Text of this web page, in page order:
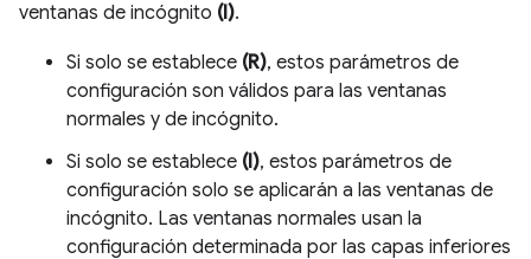
ventanas de incógnito (I).
Si solo se establece (R), estos parámetros de
configuración son válidos para las ventanas
normales y de incógnito.
Si solo se establece (I), estos parámetros de
configuración solo se aplicarán a las ventanas de
incógnito. Las ventanas normales usan la
configuración determinada por las capas inferiores